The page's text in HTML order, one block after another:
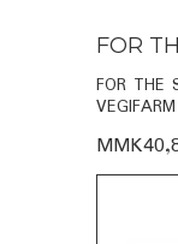
FOR
FOR THE